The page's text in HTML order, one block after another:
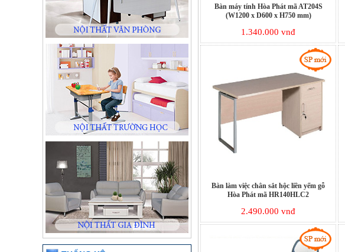
Bàn máy tính Hòa Phát mã AT204S
(W1200 x D600 x H750 mm)
1.340.000 vnđ
Bàn làm việc chân sắt hộc liền yếm gỗ
Hòa Phát mã HR140HLC2
2.490.000 vnđ